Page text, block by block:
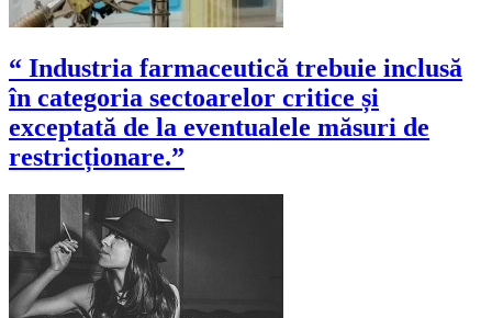
“ Industria farmaceutică trebuie inclusă
în categoria sectoarelor critice și
exceptată de la eventualele măsuri de
restricționare.”